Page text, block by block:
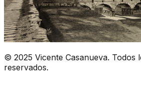
© 2025 Vicente Casanueva. Todos
reservados.